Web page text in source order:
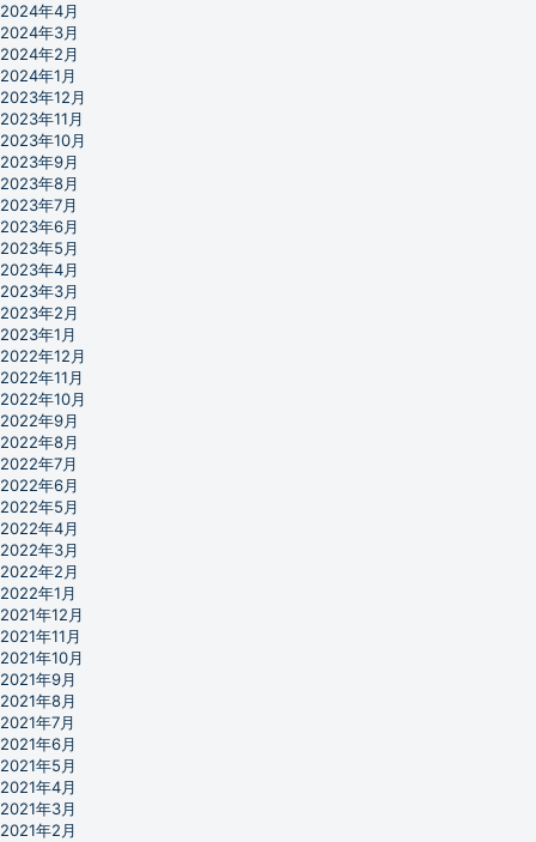
2024年4月
2024年3月
2024年2月
2024年1月
2023年12月
2023年11月
2023年10月
2023年9月
2023年8月
2023年7月
2023年6月
2023年5月
2023年4月
2023年3月
2023年2月
2023年1月
2022年12月
2022年11月
2022年10月
2022年9月
2022年8月
2022年7月
2022年6月
2022年5月
2022年4月
2022年3月
2022年2月
2022年1月
2021年12月
2021年11月
2021年10月
2021年9月
2021年8月
2021年7月
2021年6月
2021年5月
2021年4月
2021年3月
2021年2月